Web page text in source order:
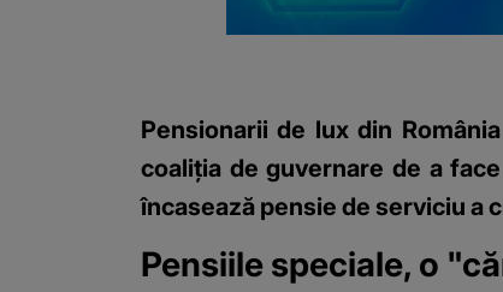
Pensionarii de lux din
coaliția de guvernare de a
încasează pensie de serviciu a
Pensiile speciale, o